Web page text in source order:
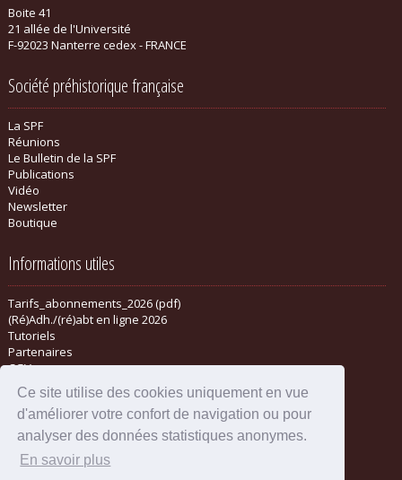
Ce site utilise des cookies uniquement en vue
d'améliorer votre confort de navigation ou pour
analyser des données statistiques anonymes.
En savoir plus
Boite 41
21 allée de l'Université
F-92023 Nanterre cedex - FRANCE
Société préhistorique française
La SPF
Réunions
Le Bulletin de la SPF
Publications
Vidéo
Newsletter
Boutique
Informations utiles
Tarifs_abonnements_2026 (pdf)
(Ré)Adh./(ré)abt en ligne 2026
Tutoriels
Partenaires
CGV